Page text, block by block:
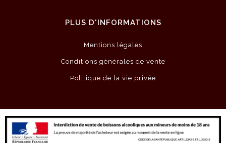
PLUS D'INFORMATIONS
Mentions légales
Conditions générales de vente
Politique de la vie privée